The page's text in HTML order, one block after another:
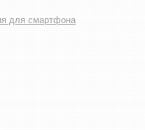
для смартфона